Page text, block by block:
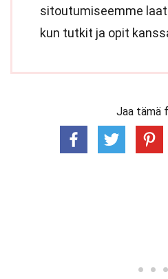
sitoutumiseemme
kun tutkit ja opit
Jaa tämä